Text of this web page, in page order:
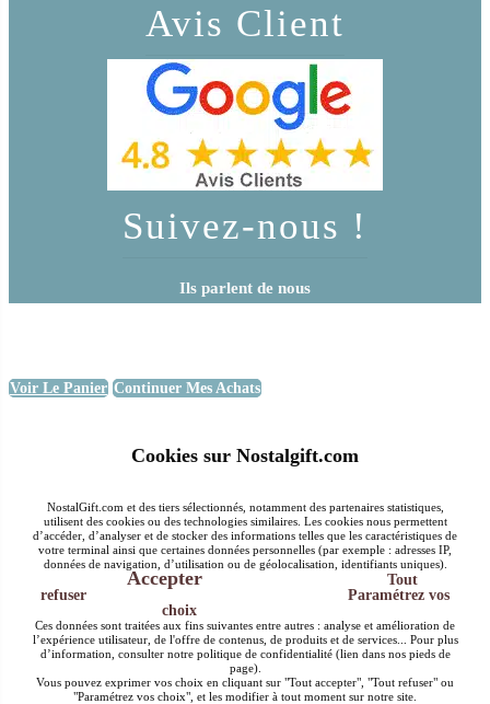
Avis Client
Suivez-nous !
Ils parlent de nous
Voir Le Panier Continuer Mes Achats
Cookies sur Nostalgift.com
NostalGift.com et des tiers sélectionnés, notamment des partenaires statistiques,
utilisent des cookies ou des technologies similaires. Les cookies nous permettent
d’accéder, d’analyser et de stocker des informations telles que les caractéristiques de
votre terminal ainsi que certaines données personnelles (par exemple : adresses IP,
données de navigation, d’utilisation ou de géolocalisation, identifiants uniques).
Accepter
Tout
refuser
Paramétrez vos
choix
Ces données sont traitées aux fins suivantes entre autres : analyse et amélioration de
l’expérience utilisateur, de l'offre de contenus, de produits et de services... Pour plus
d’information, consulter notre politique de confidentialité (lien dans nos pieds de
page).
Vous pouvez exprimer vos choix en cliquant sur "Tout accepter", "Tout refuser" ou
"Paramétrez vos choix", et les modifier à tout moment sur notre site.